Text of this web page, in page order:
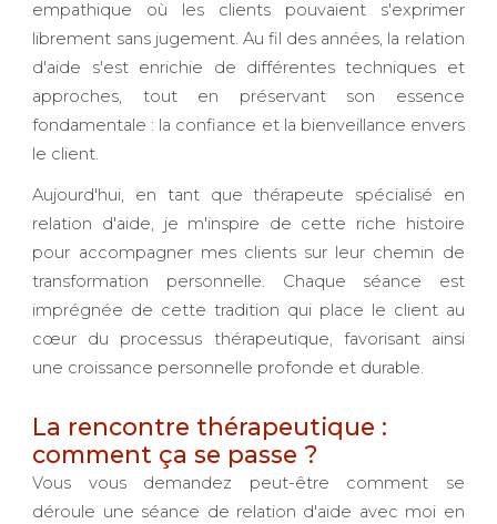
empathique où les clients pouvaient s'exprimer
librement sans jugement. Au fil des années, la relation
d'aide s'est enrichie de différentes techniques et
approches, tout en préservant son essence
fondamentale : la confiance et la bienveillance envers
le client.
Aujourd'hui, en tant que thérapeute spécialisé en
relation d'aide, je m'inspire de cette riche histoire
pour accompagner mes clients sur leur chemin de
transformation personnelle. Chaque séance est
imprégnée de cette tradition qui place le client au
cœur du processus thérapeutique, favorisant ainsi
une croissance personnelle profonde et durable.
La rencontre thérapeutique :
comment ça se passe ?
Vous vous demandez peut-être comment se
déroule une séance de relation d'aide avec moi en